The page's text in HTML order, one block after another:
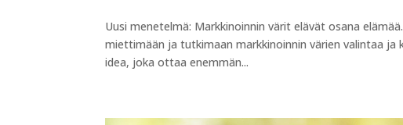
Uusi menetelmä: Markkinoinnin värit elävät osana
miettimään ja tutkimaan markkinoinnin värien valintaa
idea, joka ottaa enemmän...